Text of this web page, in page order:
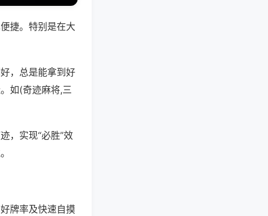
捷。特别是在大
，总是能拿到好
如(奇迹麻将,三
，实现“必胜”效
牌率及快速自摸